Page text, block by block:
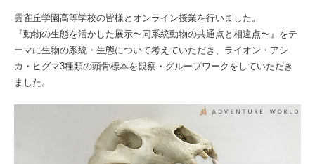
雲雀丘学園高等学校の皆様とオンライン授業を行いました。
『動物の生態を活かした展示〜同系統動物の共通点と相違点〜』をテ
ーマに生物の系統・生態について考えていただき、ライオン・アシ
カ・ヒグマ3種類の頭骨標本を観察・グループワークをしていただき
ました。